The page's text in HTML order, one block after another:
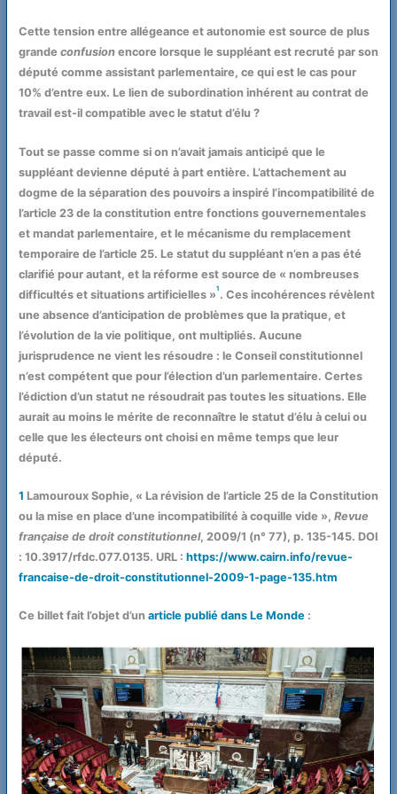
Cette tension entre allégeance et autonomie est source de plus
grande confusionencore lorsque le suppléant est recruté par son
député comme assistant parlementaire, ce qui est le cas pour
10% d’entre eux. Le lien de subordination inhérent au contrat de
travail est-il compatible avec le statut d’élu ?
Tout se passe comme si on n’avait jamais anticipé que le
suppléant devienne député à part entière. L’attachement au
dogme de la séparation des pouvoirs a inspiré l’incompatibilité de
l’article 23 de la constitution entre fonctions gouvernementales
et mandat parlementaire, et le mécanisme du remplacement
temporaire de l’article 25. Le statut du suppléant n’en a pas été
clarifié pour autant, et la réforme est source de « nombreuses
difficultés et situations artificielles »1 . Ces incohérences révèlent
une absence d’anticipation de problèmes que la pratique, et
l’évolution de la vie politique, ont multipliés. Aucune
jurisprudence ne vient les résoudre : le Conseil constitutionnel
n’est compétent que pour l’élection d’un parlementaire. Certes
l’édiction d’un statut ne résoudrait pas toutes les situations. Elle
aurait au moins le mérite de reconnaître le statut d’élu à celui ou
celle que les électeurs ont choisi en même temps que leur
député.
1 Lamouroux Sophie, « La révision de l’article 25 de la Constitution
ou la mise en place d’une incompatibilité à coquille vide », Revue
française de droit constitutionnel, 2009/1 (n° 77), p. 135-145. DOI
: 10.3917/rfdc.077.0135. URL : https://www.cairn.info/revue-
francaise-de-droit-constitutionnel-2009-1-page-135.htm
Ce billet fait l’objet d’un article publié dans Le Monde: